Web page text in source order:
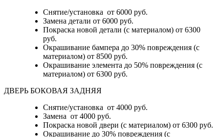
Снятие/установка от 6000 руб.
Замена детали от 6000 руб.
Покраска новой детали (с материалом) от 6300
руб.
Окрашивание бампера до 30% повреждения (с
материалом) от 8500 руб.
Окрашивание элемента до 50% повреждения (с
материалом) от 6300 руб.
ДВЕРЬ БОКОВАЯ ЗАДНЯЯ
Снятие/установка от 4000 руб.
Замена от 4000 руб.
Покраска новой двери (с материалом) от 6300 руб.
Окрашивание до 30% повреждения (с